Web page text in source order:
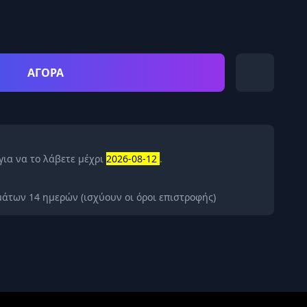
ΑΓΟΡΑ
να το λάβετε μέχρι 2026-08-12 .
14 ημερών (ισχύουν οι όροι επιστροφής)